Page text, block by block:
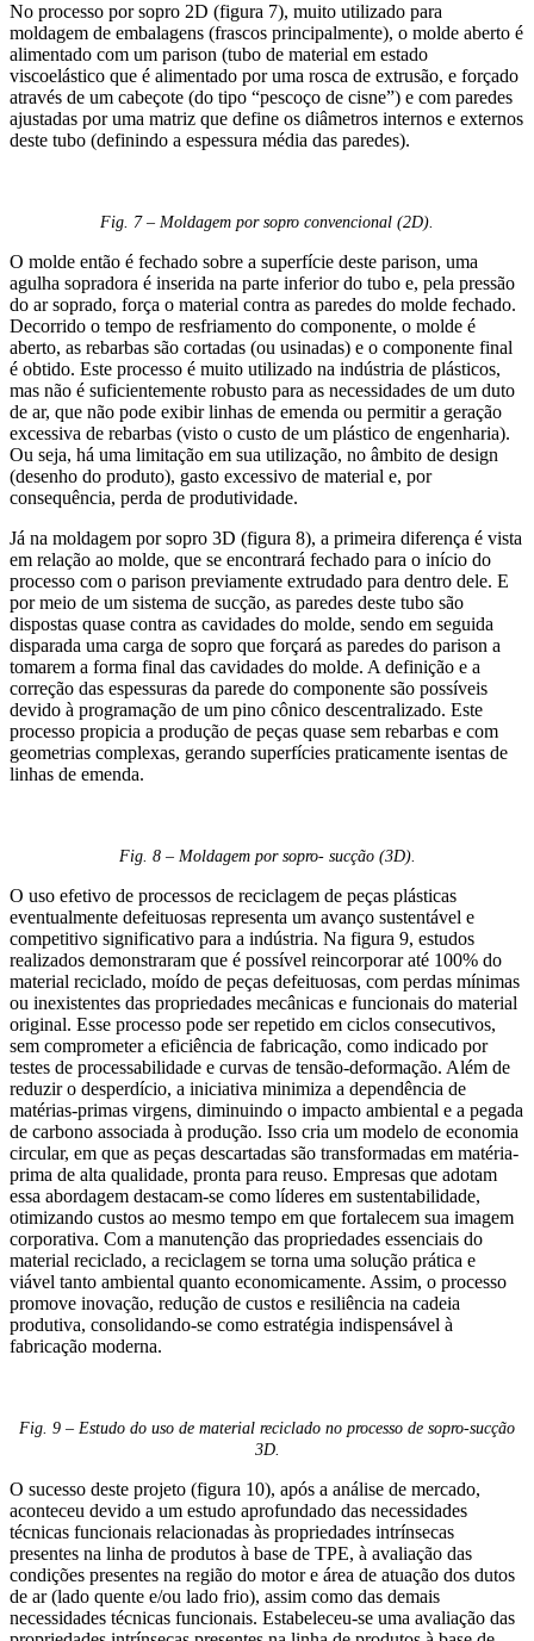
No processo por sopro 2D (figura 7), muito utilizado para
moldagem de embalagens (frascos principalmente), o molde aberto é
alimentado com um parison (tubo de material em estado
viscoelástico que é alimentado por uma rosca de extrusão, e forçado
através de um cabeçote (do tipo “pescoço de cisne”) e com paredes
ajustadas por uma matriz que define os diâmetros internos e externos
deste tubo (definindo a espessura média das paredes).
Fig. 7 – Moldagem por sopro convencional (2D).
O molde então é fechado sobre a superfície deste parison, uma
agulha sopradora é inserida na parte inferior do tubo e, pela pressão
do ar soprado, força o material contra as paredes do molde fechado.
Decorrido o tempo de resfriamento do componente, o molde é
aberto, as rebarbas são cortadas (ou usinadas) e o componente final
é obtido. Este processo é muito utilizado na indústria de plásticos,
mas não é suficientemente robusto para as necessidades de um duto
de ar, que não pode exibir linhas de emenda ou permitir a geração
excessiva de rebarbas (visto o custo de um plástico de engenharia).
Ou seja, há uma limitação em sua utilização, no âmbito de design
(desenho do produto), gasto excessivo de material e, por
consequência, perda de produtividade.
Já na moldagem por sopro 3D (figura 8), a primeira diferença é vista
em relação ao molde, que se encontrará fechado para o início do
processo com o parison previamente extrudado para dentro dele. E
por meio de um sistema de sucção, as paredes deste tubo são
dispostas quase contra as cavidades do molde, sendo em seguida
disparada uma carga de sopro que forçará as paredes do parison a
tomarem a forma final das cavidades do molde. A definição e a
correção das espessuras da parede do componente são possíveis
devido à programação de um pino cônico descentralizado. Este
processo propicia a produção de peças quase sem rebarbas e com
geometrias complexas, gerando superfícies praticamente isentas de
linhas de emenda.
Fig. 8 – Moldagem por sopro- sucção (3D).
O uso efetivo de processos de reciclagem de peças plásticas
eventualmente defeituosas representa um avanço sustentável e
competitivo significativo para a indústria. Na figura 9, estudos
realizados demonstraram que é possível reincorporar até 100% do
material reciclado, moído de peças defeituosas, com perdas mínimas
ou inexistentes das propriedades mecânicas e funcionais do material
original. Esse processo pode ser repetido em ciclos consecutivos,
sem comprometer a eficiência de fabricação, como indicado por
testes de processabilidade e curvas de tensão-deformação. Além de
reduzir o desperdício, a iniciativa minimiza a dependência de
matérias-primas virgens, diminuindo o impacto ambiental e a pegada
de carbono associada à produção. Isso cria um modelo de economia
circular, em que as peças descartadas são transformadas em matéria-
prima de alta qualidade, pronta para reuso. Empresas que adotam
essa abordagem destacam-se como líderes em sustentabilidade,
otimizando custos ao mesmo tempo em que fortalecem sua imagem
corporativa. Com a manutenção das propriedades essenciais do
material reciclado, a reciclagem se torna uma solução prática e
viável tanto ambiental quanto economicamente. Assim, o processo
promove inovação, redução de custos e resiliência na cadeia
produtiva, consolidando-se como estratégia indispensável à
fabricação moderna.
Fig. 9 – Estudo do uso de material reciclado no processo de sopro-sucção
3D.
O sucesso deste projeto (figura 10), após a análise de mercado,
aconteceu devido a um estudo aprofundado das necessidades
técnicas funcionais relacionadas às propriedades intrínsecas
presentes na linha de produtos à base de TPE, à avaliação das
condições presentes na região do motor e área de atuação dos dutos
de ar (lado quente e/ou lado frio), assim como das demais
necessidades técnicas funcionais. Estabeleceu-se uma avaliação das